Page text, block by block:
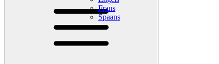
Frans
Spaans